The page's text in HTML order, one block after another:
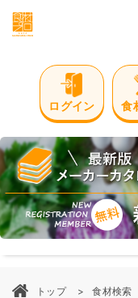
ログイン 食
トップ 食材検索